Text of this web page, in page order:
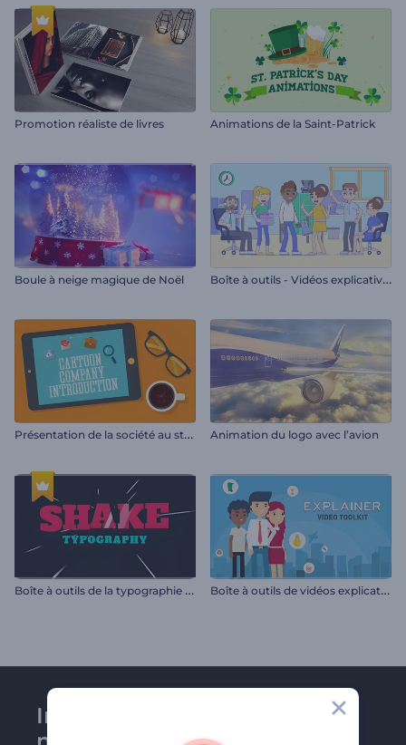
Promotion réaliste de livres Animations de la Saint-Patrick
Boule à neige magique de Noël B
oîte à outils - Vidéos explicatives au style de ligne
P
résentation de la société au style cartoon Animation du logo avec l’avion
B
oîte à outils de la typographie mouvante B
oîte à outils de vidéos explicatives
Inscrivez-vous à la